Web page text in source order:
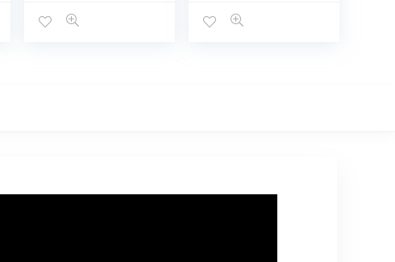
EMAUX